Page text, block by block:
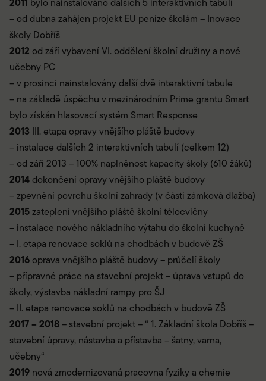
bylo nainstalováno dalších 5 interaktivních tabulí
– od dubna zahájen projekt EU peníze školám – Inovace
školy Dobříš
2012 od září vybavení VI. oddělení školní družiny a nové
učebny PC
– v prosinci nainstalovány další dvě interaktivní tabule
– na základě úspěchu v mezinárodním Prime grantu Smart
bylo získán hlasovací systém Smart Response
2013 III. etapa opravy vnějšího pláště budovy
– instalace dalších 2 interaktivních tabulí (celkem 12)
– od září 2013 – 100% naplněnost kapacity školy (610 žáků)
2014 dokončení opravy vnějšího pláště budovy
– zpevnění povrchu školní zahrady (v části zámková dlažba)
2015zateplení vnějšího pláště školní tělocvičny
– instalace nového nákladního výtahu do školní kuchyně
– I. etapa renovace soklů na chodbách v budově ZŠ
2016 oprava vnějšího pláště budovy – průčelí školy
– přípravné práce na stavební projekt – úprava vstupů do
školy, výstavba nákladní rampy pro ŠJ
– II. etapa renovace soklů na chodbách v budově ZŠ
2017 – 2018– stavební projekt – “ 1. Základní škola Dobříš –
stavební úpravy, nástavba a přístavba – šatny, varna,
učebny“
2019 nová zmodernizovaná pracovna fyziky a chemie